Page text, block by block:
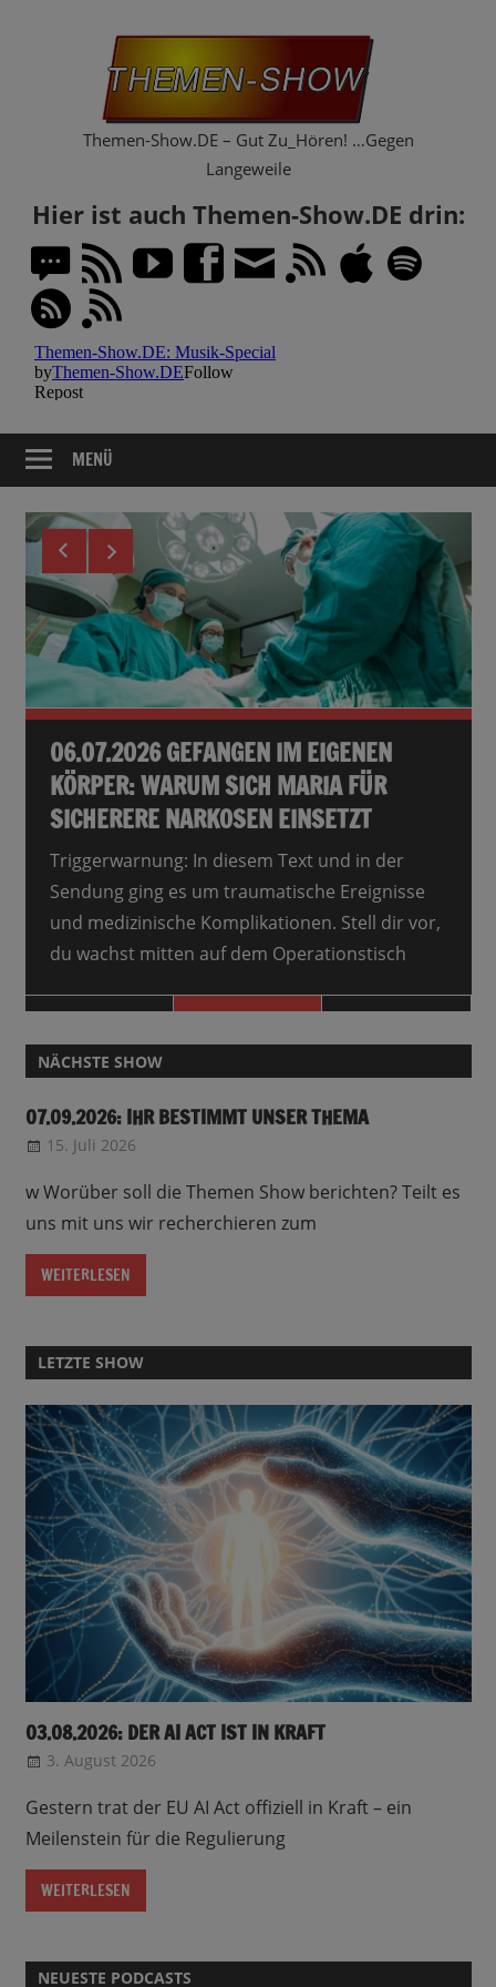
Themen-Show.DE – Gut Zu_Hören! …Gegen
Langeweile
Hier ist auch Themen-Show.DE drin:
MENÜ
03.08.2026: DER AI ACT IST IN KRAFT
Gestern trat der EU AI Act offiziell in Kraft – ein
Meilenstein für die Regulierung künstlicher
Intelligenz. Doch was bedeutet das für Euch? In
dieser
06.07.2026 GEFANGEN IM EIGENEN
KÖRPER: WARUM SICH MARIA FÜR
SICHERERE NARKOSEN EINSETZT
Triggerwarnung: In diesem Text und in der
Sendung ging es um traumatische Ereignisse
und medizinische Komplikationen. Stell dir vor,
du wachst mitten auf dem Operationstisch
01.06.2026 NEUES UND
BEMERKENSWERTES
Von einer scheinbaren Bombe über
Benzinpreise bis hin zum Geldverdienen mit
dem eigenen Elektroauto – Christoph Rothe
hat für Euch spannende Neuigkeiten gefunden
und darüber
NÄCHSTE SHOW
07.09.2026: IHR BESTIMMT UNSER THEMA
15. Juli 2026
w Worüber soll die Themen Show berichten? Teilt es
uns mit uns wir recherchieren zum
WEITERLESEN
LETZTE SHOW
03.08.2026: DER AI ACT IST IN KRAFT
3. August 2026
Gestern trat der EU AI Act offiziell in Kraft – ein
Meilenstein für die Regulierung
WEITERLESEN
NEUESTE PODCASTS